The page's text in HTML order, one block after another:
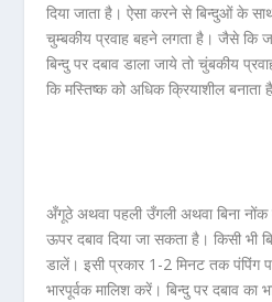
दिया जाता है। ऐसा करने से बिन्दुओं के
चुम्बकीय प्रवाह बहने लगता है। जैसे कि
बिन्दु पर दबाव डाला जाये तो चुंबकीय
कि मस्तिष्क को अधिक क्रियाशील बनाता
अँगूठे अथवा पहली उँगली अथवा बिना
ऊपर दबाव दिया जा सकता है। किसी भी
डालें। इसी प्रकार 1-2 मिनट तक पंपिंग
भारपूर्वक मालिश करें। बिन्दु पर दबाव का